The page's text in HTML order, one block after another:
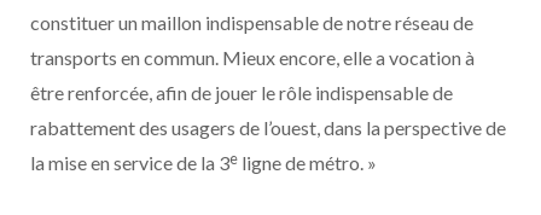
constituer un maillon indispensable de notre réseau de
transports en commun. Mieux encore, elle a vocation à
être renforcée, afin de jouer le rôle indispensable de
rabattement des usagers de l’ouest, dans la perspective de
la mise en service de la 3e ligne de métro. »